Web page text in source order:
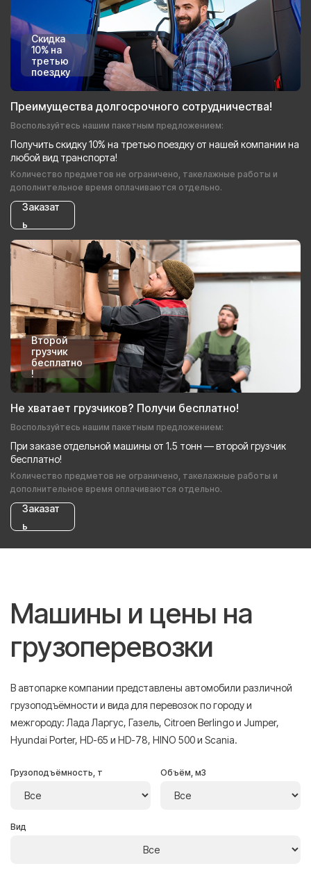
Скидка
10% на
третью
поездку
Преимущества долгосрочного сотрудничества!
Воспользуйтесь нашим пакетным предложением:
Получить скидку 10% на третью поездку от нашей компании на
любой вид транспорта!
Количество предметов не ограничено, такелажные работы и
дополнительное время оплачиваются отдельно.
Заказат
ь
Второй
грузчик
бесплатно
!
Не хватает грузчиков? Получи бесплатно!
Воспользуйтесь нашим пакетным предложением:
При заказе отдельной машины от 1.5 тонн — второй грузчик
бесплатно!
Количество предметов не ограничено, такелажные работы и
дополнительное время оплачиваются отдельно.
Заказат
ь
Машины и цены на
грузоперевозки
В автопарке компании представлены автомобили различной
грузоподъёмности и вида для перевозок по городу и
межгороду: Лада Ларгус, Газель, Citroen Berlingo и Jumper,
Hyundai Porter, HD-65 и HD-78, HINO 500 и Scania.
Грузоподъёмность, т Объём, м3
Вид